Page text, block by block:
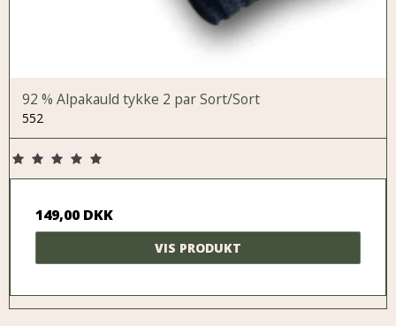
92 % Alpakauld tykke 2 par Sort/Sort
552
149,00 DKK
VIS PRODUKT